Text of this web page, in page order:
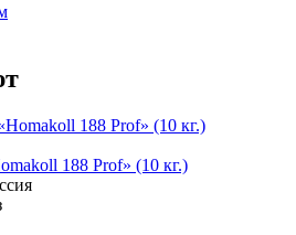
188 Prof» (10 кг.)